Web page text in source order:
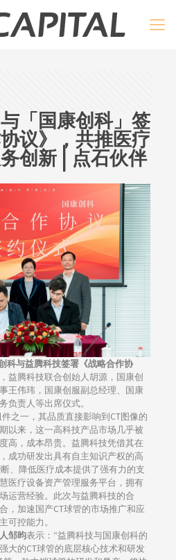
与「国康创科」签
议》，共推医疗
创新 | 点石伙伴
科与益腾科技签署《战略合作协
益腾科技联合创始人胡源，国康创
王伟玮，国康创服副总经理、国康
负责人等出席仪式。
之一，其品质直接影响到CT图像的
以来，这一高科技产品市场几乎被
高，成本昂贵。益腾科技凭借其在
成功研发出具有自主知识产权的高
、降低医疗成本提供了强有力的支
医疗设备资产管理服务平台，拥有
运营经验。此次与益腾科技的合
，加速国产CT球管的市场推广和应
可控能力。
邹昀表示：“益腾科技与国康创科的
大的CT球管的底层核心技术和研发